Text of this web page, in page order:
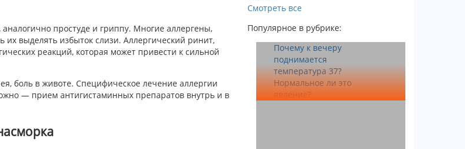
простуде и гриппу. Многие аллергены,
их выделять избыток слизи. Аллергический ринит,
реакций, которая может привести к сильной
боль в животе. Специфическое лечение аллергии
— прием антигистаминных препаратов внутрь и в
Смотреть все
Популярное в рубрике:
Почему к вечеру
поднимается
температура 37?
Нормальное ли это
явление?